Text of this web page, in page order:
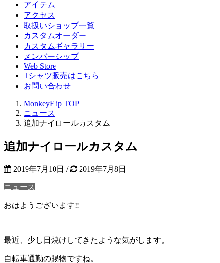
アイテム
アクセス
取扱いショップ一覧
カスタムオーダー
カスタムギャラリー
メンバーシップ
Web Store
Tシャツ販売はこちら
お問い合わせ
MonkeyFlip TOP
ニュース
追加ナイロールカスタム
追加ナイロールカスタム
2019年7月10日 / 2019年7月8日
ニュース
おはようございます‼
最近、少し日焼けしてきたような気がします。
自転車通勤の賜物ですね。